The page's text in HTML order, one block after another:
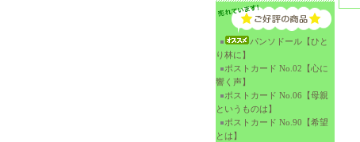
パンソドール【ひと
り林に】
ポストカード No.02【心に
響く声】
ポストカード No.06【母親
というものは】
ポストカード No.90【希望
とは】